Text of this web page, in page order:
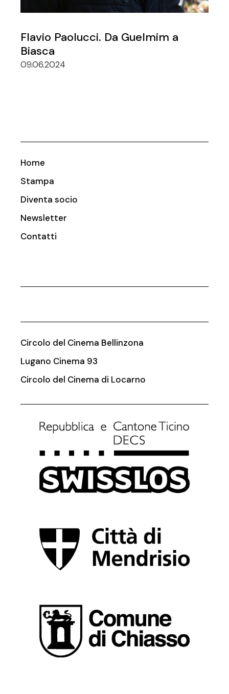
Flavio Paolucci. Da Guelmim a
Biasca
09.06.2024
Home
Stampa
Diventa socio
Newsletter
Contatti
Circolo del Cinema Bellinzona
Lugano Cinema 93
Circolo del Cinema di Locarno